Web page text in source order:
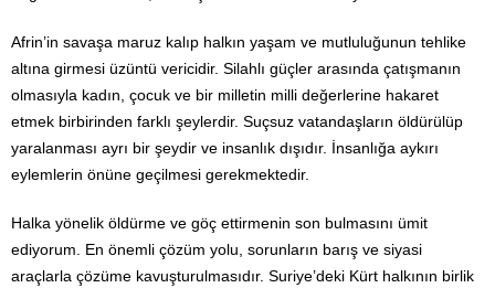
Afrin’in savaşa maruz kalıp halkın yaşam ve mutluluğunun tehlike
altına girmesi üzüntü vericidir. Silahlı güçler arasında çatışmanın
olmasıyla kadın, çocuk ve bir milletin milli değerlerine hakaret
etmek birbirinden farklı şeylerdir. Suçsuz vatandaşların öldürülüp
yaralanması ayrı bir şeydir ve insanlık dışıdır. İnsanlığa aykırı
eylemlerin önüne geçilmesi gerekmektedir.
Halka yönelik öldürme ve göç ettirmenin son bulmasını ümit
ediyorum. En önemli çözüm yolu, sorunların barış ve siyasi
araçlarla çözüme kavuşturulmasıdır. Suriye’deki Kürt halkının birlik